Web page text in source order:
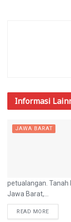
Informasi
JAWA BARAT
petualangan. Tanah
Jawa Barat,...
READ MORE